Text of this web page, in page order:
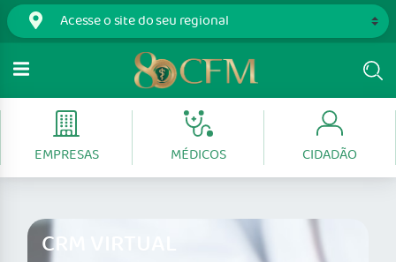
EMPRESAS MÉDICOS CIDADÃO
CRM VIRTUAL